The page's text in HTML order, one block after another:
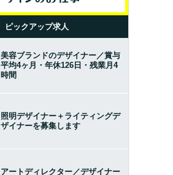
ピックアップ求人
美容ブランドのデザイナー／賞与
平均4ヶ月・年休126日・残業月4
時間
照明デザイナー＋ライティングデ
ザイナーを募集します
アートディレクター／デザイナー